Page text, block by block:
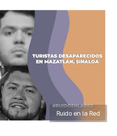
Ruido en la Red